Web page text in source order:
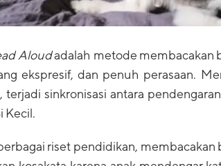
Aloudadalah metode membacakan
ekspresif, dan penuh perasaan.
terjadi sinkronisasi antara
Kecil.
riset pendidikan, membacakan